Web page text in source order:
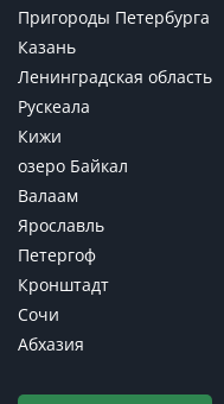
Пригороды Петербурга
Казань
Ленинградская область
Рускеала
Кижи
озеро Байкал
Валаам
Ярославль
Петергоф
Кронштадт
Сочи
Абхазия